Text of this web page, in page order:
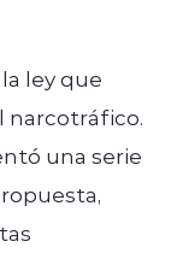
ley que
narcotráfico.
una serie